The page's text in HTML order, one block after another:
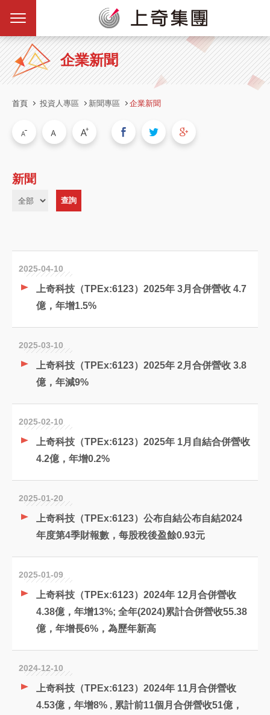
企業新聞
首頁 投資人專區 新聞專區 企業新聞
新聞
2025-04-10
上奇科技（TPEx:6123）2025年 3月合併營收 4.7
億，年增1.5%
2025-03-10
上奇科技（TPEx:6123）2025年 2月合併營收 3.8
億，年減9%
2025-02-10
上奇科技（TPEx:6123）2025年 1月自結合併營收
4.2億，年增0.2%
2025-01-20
上奇科技（TPEx:6123）公布自結公布自結2024
年度第4季財報數，每股稅後盈餘0.93元
2025-01-09
上奇科技（TPEx:6123）2024年 12月合併營收
4.38億，年增13%; 全年(2024)累計合併營收55.38
億，年增長6%，為歷年新高
2024-12-10
上奇科技（TPEx:6123）2024年 11月合併營收
4.53億，年增8% , 累計前11個月合併營收51億，